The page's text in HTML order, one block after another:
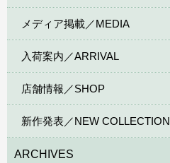
メディア掲載／MEDIA
入荷案内／ARRIVAL
店舗情報／SHOP
新作発表／NEW COLLECTION
ARCHIVES